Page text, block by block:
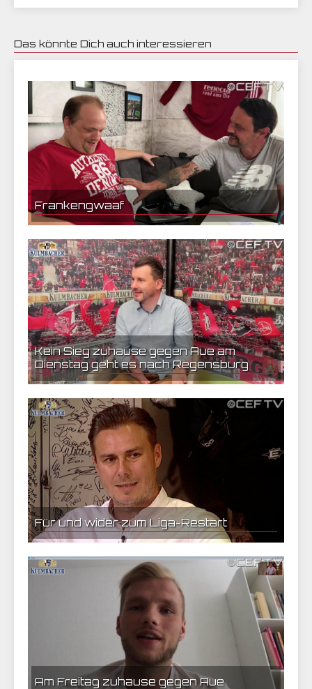
Das könnte Dich auch interessieren
24.05.2020 05:39 | CEF Nürnberg
Frankengwaaf
23.05.2020 14:09 | CEF Nürnberg
Kein Sieg zuhause gegen Aue am
Dienstag geht es nach Regensburg
11.05.2020 16:35 | CEF Nürnberg
Für und wider zum Liga-Restart
20.05.2020 20:17 | CEF Nürnberg
Am Freitag zuhause gegen Aue